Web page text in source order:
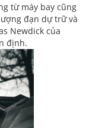
từ máy bay cũng
đạn dự trữ và
Newdick của
định.